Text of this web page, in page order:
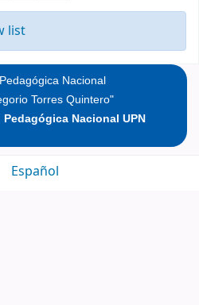
list
Nacional
Torres Quintero"
Nacional UPN
Español